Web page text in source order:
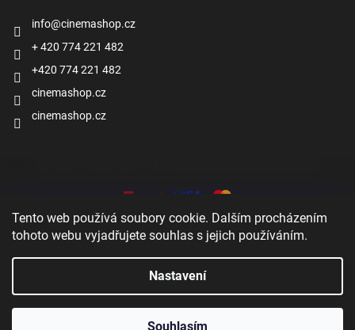
Tento web používá soubory cookie. Dalším procházením
tohoto webu vyjadřujete souhlas s jejich používáním.
Nastavení
Souhlasím
info@cinemashop.cz
+ 420 774 221 482
+420 774 221 482
cinemashop.cz
cinemashop.cz
Vytvořil Shoptet
Cinema shop. Všechna práva vyhrazena.